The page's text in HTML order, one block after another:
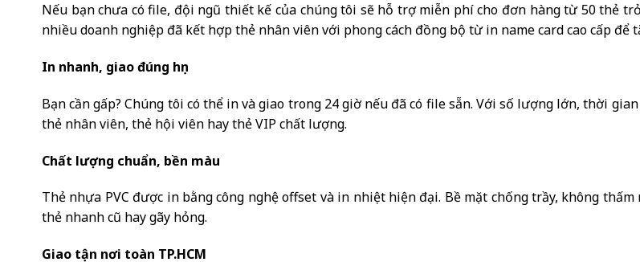
Nếu bạn chưa có file, đội ngũ thiết kế của chúng tôi sẽ hỗ trợ miễn phí cho đơn hàng từ 50 thẻ
nhiều doanh nghiệp đã kết hợp thẻ nhân viên với phong cách đồng bộ từ in name card cao cấp để
In nhanh, giao đúng hẹn
Bạn cần gấp? Chúng tôi có thể in và giao trong 24 giờ nếu đã có file sẵn. Với số lượng lớn, thời
thẻ nhân viên, thẻ hội viên hay thẻ VIP chất lượng.
Chất lượng chuẩn, bền màu
Thẻ nhựa PVC được in bằng công nghệ offset và in nhiệt hiện đại. Bề mặt chống trầy, không
thẻ nhanh cũ hay gãy hỏng.
Giao tận nơi toàn TP.HCM